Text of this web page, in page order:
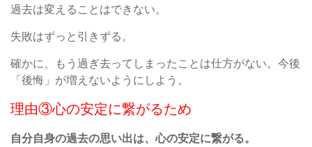
過去は変えることはできない。
失敗はずっと引きずる。
確かに、もう過ぎ去ってしまったことは仕方がない。今後
「後悔」が増えないようにしよう。
理由③心の安定に繋がるため
自分自身の過去の思い出は、心の安定に繋がる。